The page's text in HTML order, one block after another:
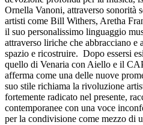
Ornella Vanoni, attraverso sonorità
artisti come Bill Withers, Aretha
il suo personalissimo linguaggio
attraverso liriche che abbracciano e
spazio e ricostruire. Dopo essersi
quello di Venaria con Aiello e il
afferma come una delle nuove
suo stile richiama la rivoluzione
fortemente radicato nel presente,
contemporanee con una voce
per la condivisione come mezzo di